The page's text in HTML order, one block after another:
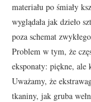
materiału po śmiały
wyglądała jak dzieło
poza schemat
Problem w tym, że
eksponaty: piękne, ale
Uważamy, że
tkaniny, jak gruba